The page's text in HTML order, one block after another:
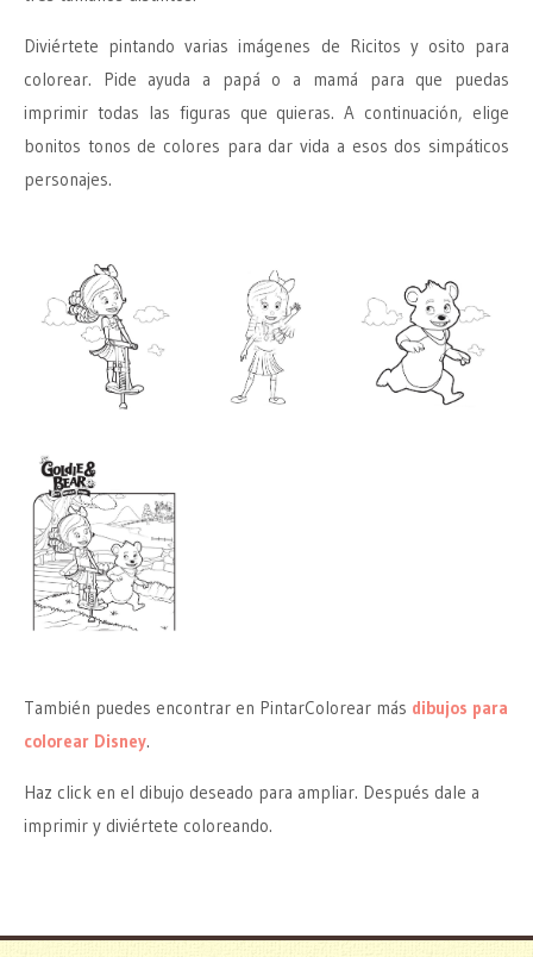
Diviértete pintando varias imágenes de Ricitos y osito para
colorear. Pide ayuda a papá o a mamá para que puedas
imprimir todas las figuras que quieras. A continuación, elige
bonitos tonos de colores para dar vida a esos dos simpáticos
personajes.
También puedes encontrar en PintarColorear más dibujos para
colorear Disney.
Haz click en el dibujo deseado para ampliar. Después dale a
imprimir y diviértete coloreando.